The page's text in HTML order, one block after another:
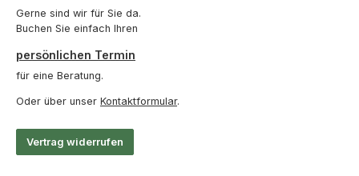
Gerne sind wir für Sie da.
Buchen Sie einfach Ihren
persönlichen Termin
für eine Beratung.
Oder über unser Kontaktformular.
Vertrag widerrufen